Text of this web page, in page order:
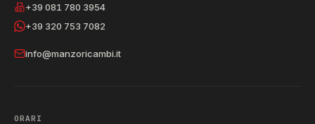
+39 081 780 3954
+39 320 753 7082
info@manzoricambi.it
ORARI